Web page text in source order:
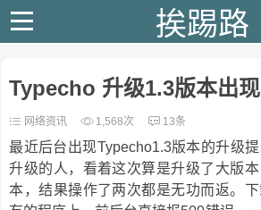
挨踢路
Typecho 升级1.3版本出
网络资讯 1,568次 13条
最近后台出现Typecho1.3版本的升级
升级的人，看着这次算是升级了大版
本，结果操作了两次都是无功而返。